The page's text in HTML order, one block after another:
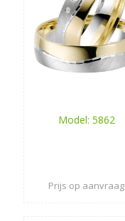
Model: 5862
Prijs op aanvraag